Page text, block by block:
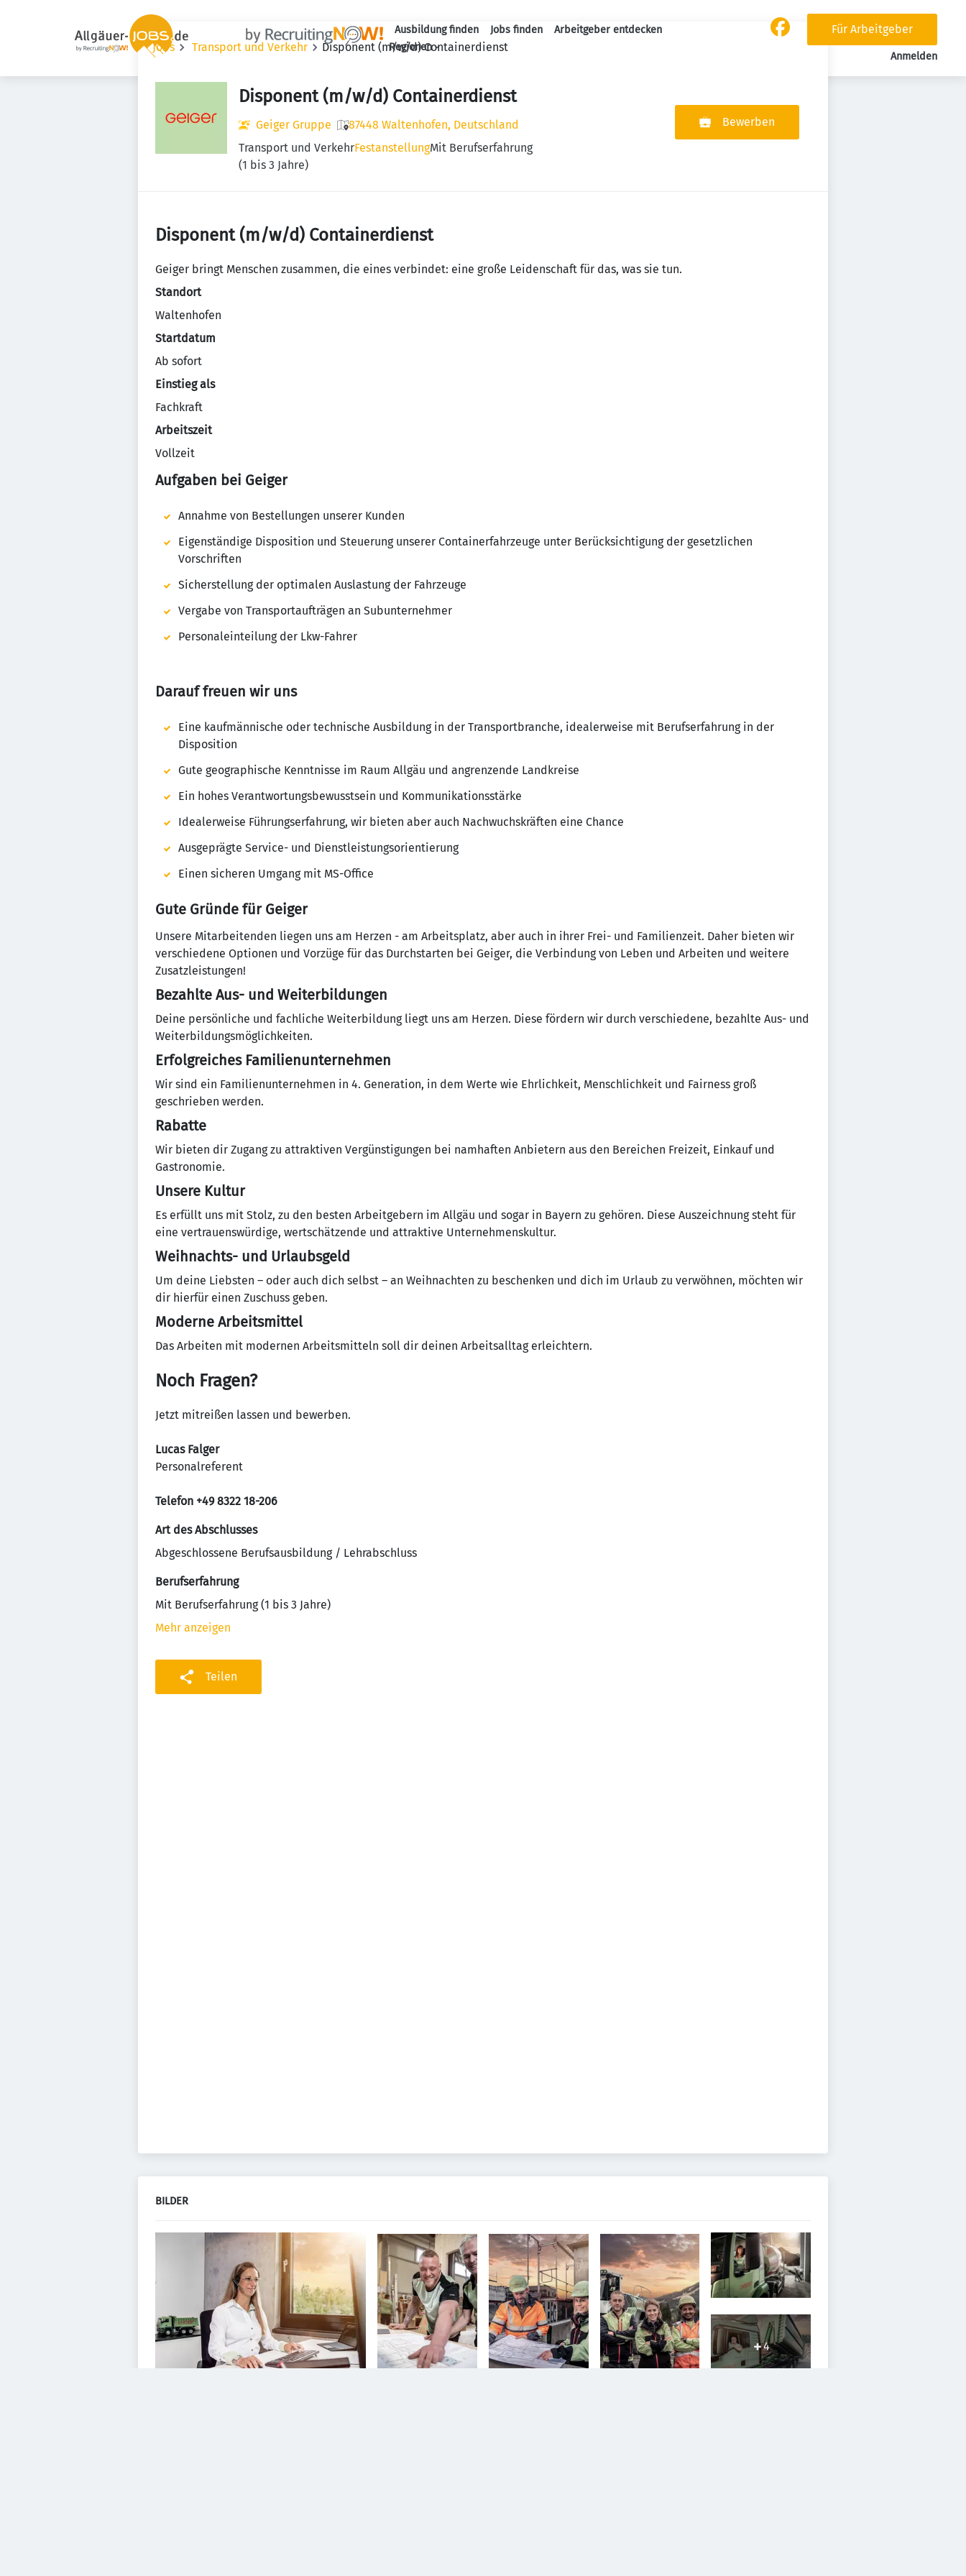
Ausbildung finden Jobs finden
Arbeitgeber entdecken
Regionen
Für Arbeitgeber
Anmelden
Jobs Transport und Verkehr Disponent (m/w/d) Containerdienst
Disponent (m/w/d) Containerdienst
Geiger Gruppe
87448 Waltenhofen, Deutschland
Transport und VerkehrFestanstellungMit Berufserfahrung
(1 bis 3 Jahre)
Bewerben
Disponent (m/w/d) Containerdienst
Geiger bringt Menschen zusammen, die eines verbindet: eine große Leidenschaft für das, was sie tun.
Standort
Waltenhofen
Startdatum
Ab sofort
Einstieg als
Fachkraft
Arbeitszeit
Vollzeit
Aufgaben bei Geiger
Annahme von Bestellungen unserer Kunden
Eigenständige Disposition und Steuerung unserer Containerfahrzeuge unter Berücksichtigung der gesetzlichen
Vorschriften
Sicherstellung der optimalen Auslastung der Fahrzeuge
Vergabe von Transportaufträgen an Subunternehmer
Personaleinteilung der Lkw-Fahrer
Darauf freuen wir uns
Eine kaufmännische oder technische Ausbildung in der Transportbranche, idealerweise mit Berufserfahrung in der
Disposition
Gute geographische Kenntnisse im Raum Allgäu und angrenzende Landkreise
Ein hohes Verantwortungsbewusstsein und Kommunikationsstärke
Idealerweise Führungserfahrung, wir bieten aber auch Nachwuchskräften eine Chance
Ausgeprägte Service- und Dienstleistungsorientierung
Einen sicheren Umgang mit MS-Office
Gute Gründe für Geiger
Unsere Mitarbeitenden liegen uns am Herzen - am Arbeitsplatz, aber auch in ihrer Frei- und Familienzeit. Daher bieten wir
verschiedene Optionen und Vorzüge für das Durchstarten bei Geiger, die Verbindung von Leben und Arbeiten und weitere
Zusatzleistungen!
Bezahlte Aus- und Weiterbildungen
Deine persönliche und fachliche Weiterbildung liegt uns am Herzen. Diese fördern wir durch verschiedene, bezahlte Aus- und
Weiterbildungsmöglichkeiten.
Erfolgreiches Familienunternehmen
Wir sind ein Familienunternehmen in 4. Generation, in dem Werte wie Ehrlichkeit, Menschlichkeit und Fairness groß
geschrieben werden.
Rabatte
Wir bieten dir Zugang zu attraktiven Vergünstigungen bei namhaften Anbietern aus den Bereichen Freizeit, Einkauf und
Gastronomie.
Unsere Kultur
Es erfüllt uns mit Stolz, zu den besten Arbeitgebern im Allgäu und sogar in Bayern zu gehören. Diese Auszeichnung steht für
eine vertrauenswürdige, wertschätzende und attraktive Unternehmenskultur.
Weihnachts- und Urlaubsgeld
Um deine Liebsten – oder auch dich selbst – an Weihnachten zu beschenken und dich im Urlaub zu verwöhnen, möchten wir
dir hierfür einen Zuschuss geben.
Moderne Arbeitsmittel
Das Arbeiten mit modernen Arbeitsmitteln soll dir deinen Arbeitsalltag erleichtern.
Noch Fragen?
Jetzt mitreißen lassen und bewerben.
Lucas Falger
Personalreferent
Telefon +49 8322 18-206
Art des Abschlusses
Abgeschlossene Berufsausbildung / Lehrabschluss
Berufserfahrung
Mit Berufserfahrung (1 bis 3 Jahre)
Mehr anzeigen
Teilen
BILDER
4